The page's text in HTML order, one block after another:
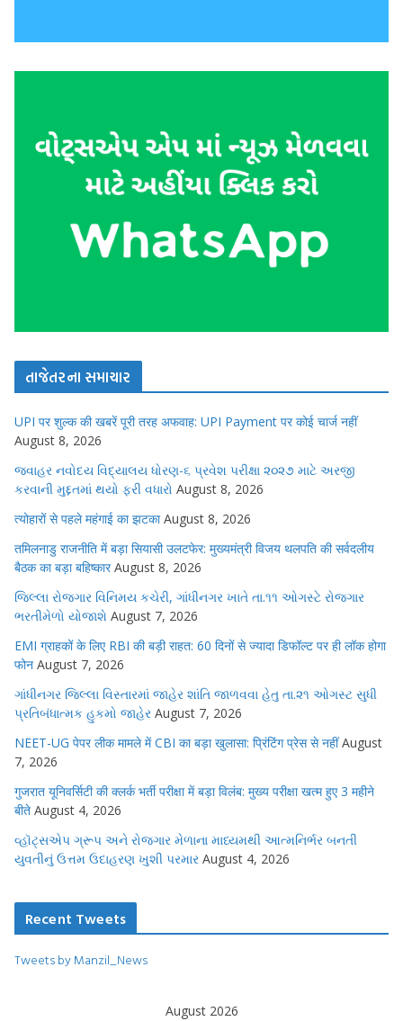
તાજેતરના સમાચાર
UPI पर शुल्क की खबरें पूरी तरह अफवाह: UPI Payment पर कोई चार्ज नहीं
August 8, 2026
જવાહર નવોદય વિદ્યાલય ધોરણ-૬ પ્રવેશ પરીક્ષા ૨૦૨૭ માટે અરજી
કરવાની મુદ્દતમાં થયો ફરી વધારો August 8, 2026
त्योहारों से पहले महंगाई का झटका August 8, 2026
तमिलनाडु राजनीति में बड़ा सियासी उलटफेर: मुख्यमंत्री विजय थलपति की सर्वदलीय
बैठक का बड़ा बहिष्कार August 8, 2026
જિલ્લા રોજગાર વિનિમય કચેરી, ગાંધીનગર ખાતે તા.૧૧ ઓગસ્ટે રોજગાર
ભરતીમેળો યોજાશે August 7, 2026
EMI ग्राहकों के लिए RBI की बड़ी राहत: 60 दिनों से ज्यादा डिफॉल्ट पर ही लॉक होगा
फोन August 7, 2026
ગાંધીનગર જિલ્લા વિસ્તારમાં જાહેર શાંતિ જાળવવા હેતુ તા.૨૧ ઓગસ્ટ સુધી
પ્રતિબંધાત્મક હુકમો જાહેર August 7, 2026
NEET-UG पेपर लीक मामले में CBI का बड़ा खुलासा: प्रिंटिंग प्रेस से नहीं August
7, 2026
गुजरात यूनिवर्सिटी की क्लर्क भर्ती परीक्षा में बड़ा विलंब: मुख्य परीक्षा खत्म हुए 3 महीने
बीते August 4, 2026
વ્હૉટ્સએપ ગ્રૂપ અને રોજગાર મેળાના માધ્યમથી આત્મનિર્ભર બનતી
યુવતીનું ઉત્તમ ઉદાહરણ ખુશી પરમાર August 4, 2026
Recent Tweets
Tweets by Manzil_News
August 2026